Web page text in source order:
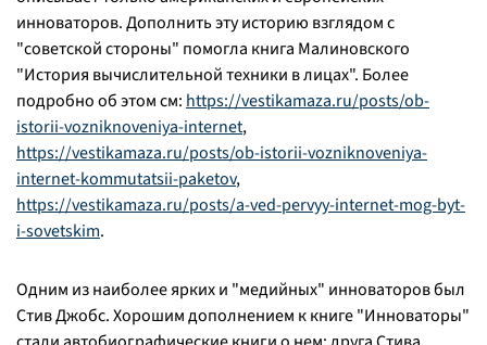
инноваторов. Дополнить эту историю взглядом с
"советской стороны" помогла книга Малиновского
"История вычислительной техники в лицах". Более
подробно об этом см: https://vestikamaza.ru/posts/ob-
istorii-vozniknoveniya-internet,
https://vestikamaza.ru/posts/ob-istorii-vozniknoveniya-
internet-kommutatsii-paketov,
https://vestikamaza.ru/posts/a-ved-pervyy-internet-mog-byt-
i-sovetskim.
Одним из наиболее ярких и "медийных" инноваторов был
Стив Джобс. Хорошим дополнением к книге "Инноваторы"